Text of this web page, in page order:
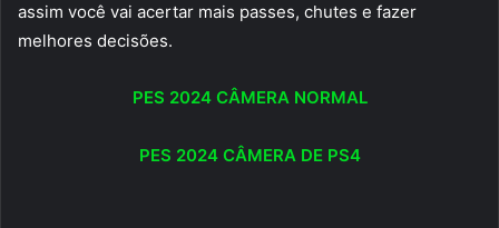
assim você vai acertar mais passes, chutes e fazer
melhores decisões.
PES 2024 CÂMERA NORMAL
PES 2024 CÂMERA DE PS4